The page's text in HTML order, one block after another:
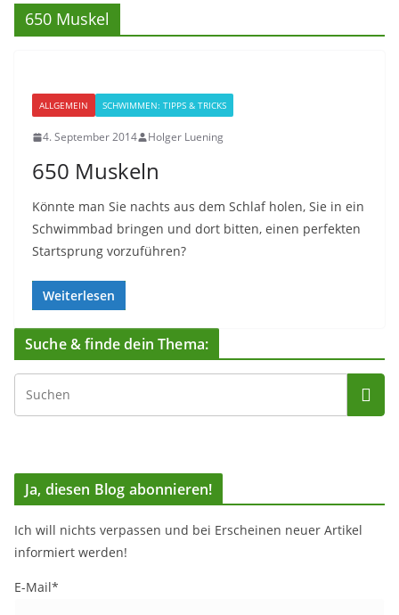
650 Muskel
ALLGEMEIN SCHWIMMEN: TIPPS & TRICKS
4. September 2014 Holger Luening
650 Muskeln
Könnte man Sie nachts aus dem Schlaf holen, Sie in ein
Schwimmbad bringen und dort bitten, einen perfekten
Startsprung vorzuführen?
Weiterlesen
Suche & finde dein Thema:
Ja, diesen Blog abonnieren!
Ich will nichts verpassen und bei Erscheinen neuer Artikel
informiert werden!
E-Mail*